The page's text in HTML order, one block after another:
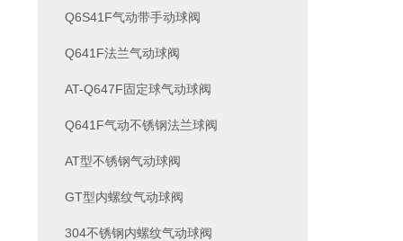
Q6S41F气动带手动球阀
Q641F法兰气动球阀
AT-Q647F固定球气动球阀
Q641F气动不锈钢法兰球阀
AT型不锈钢气动球阀
GT型内螺纹气动球阀
304不锈钢内螺纹气动球阀